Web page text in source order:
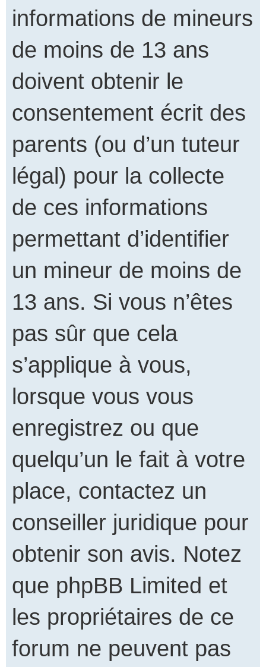
informations de mineurs
de moins de 13 ans
doivent obtenir le
consentement écrit des
parents (ou d’un tuteur
légal) pour la collecte
de ces informations
permettant d’identifier
un mineur de moins de
13 ans. Si vous n’êtes
pas sûr que cela
s’applique à vous,
lorsque vous vous
enregistrez ou que
quelqu’un le fait à votre
place, contactez un
conseiller juridique pour
obtenir son avis. Notez
que phpBB Limited et
les propriétaires de ce
forum ne peuvent pas